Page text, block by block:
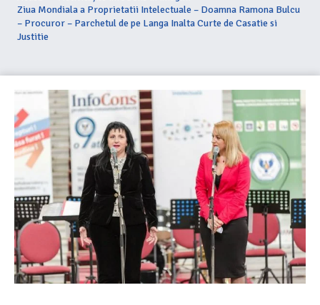
Ziua Mondiala a Proprietatii Intelectuale – Doamna Ramona Bulcu
– Procuror – Parchetul de pe Langa Inalta Curte de Casatie si
Justitie